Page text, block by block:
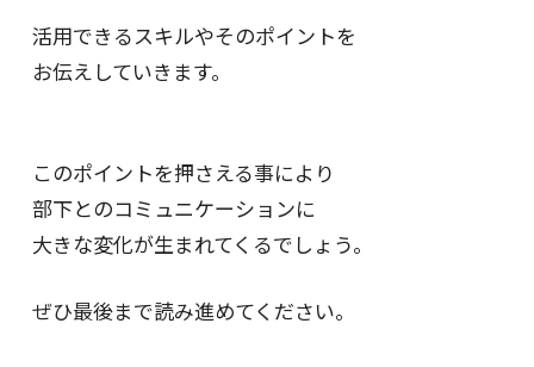
活用できるスキルやそのポイントを
お伝えしていきます。
このポイントを押さえる事により
部下とのコミュニケーションに
大きな変化が生まれてくるでしょう。
ぜひ最後まで読み進めてください。